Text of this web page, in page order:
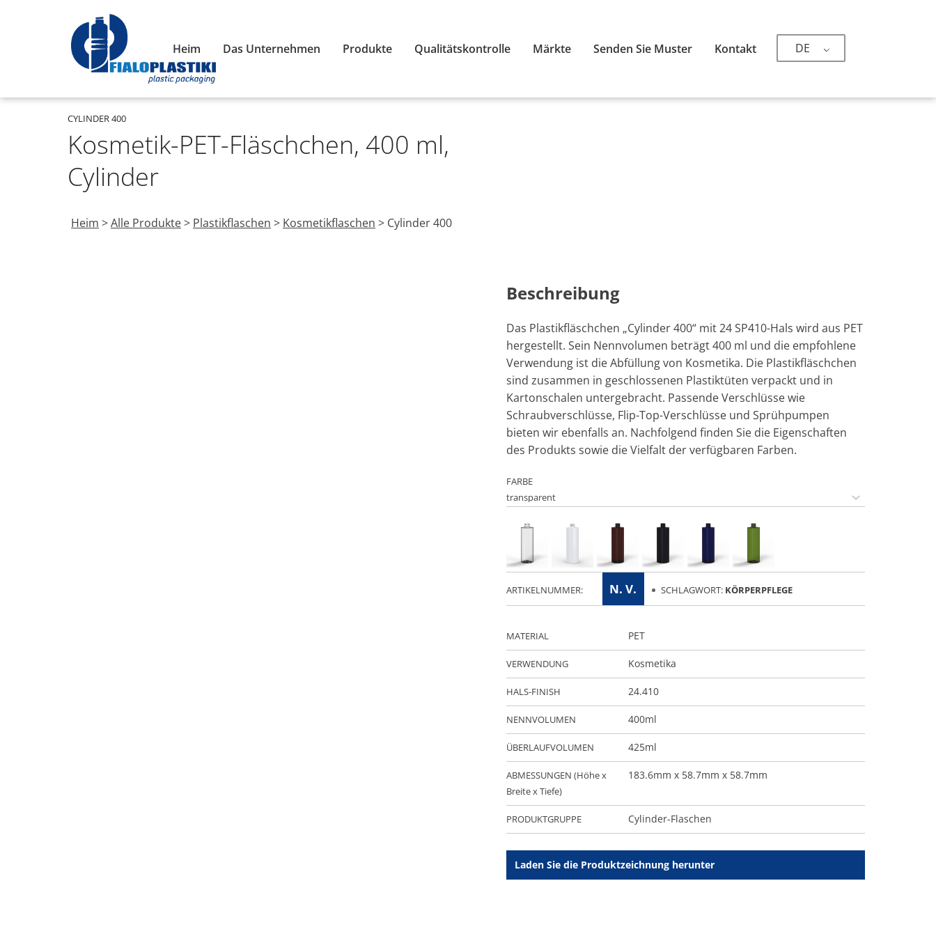
DE
Heim Das Unternehmen Produkte Qualitätskontrolle Märkte Senden Sie Muster Kontakt
CYLINDER 400
Kosmetik-PET-Fläschchen, 400 ml,
Cylinder
Heim >Alle Produkte> Plastikflaschen > Kosmetikflaschen > Cylinder 400
Laden Sie die Produktzeichnung herunter
Beschreibung
Das Plastikfläschchen „Cylinder 400“ mit 24 SP410-Hals wird aus PET
hergestellt. Sein Nennvolumen beträgt 400 ml und die empfohlene
Verwendung ist die Abfüllung von Kosmetika. Die Plastikfläschchen
sind zusammen in geschlossenen Plastiktüten verpackt und in
Kartonschalen untergebracht. Passende Verschlüsse wie
Schraubverschlüsse, Flip-Top-Verschlüsse und Sprühpumpen
bieten wir ebenfalls an. Nachfolgend finden Sie die Eigenschaften
des Produkts sowie die Vielfalt der verfügbaren Farben.
MATERIAL PET
VERWENDUNG Kosmetika
HALS-FINISH 24.410
NENNVOLUMEN 400ml
ÜBERLAUFVOLUMEN 425ml
ABMESSUNGEN (Höhe x
Breite x Tiefe)
183.6mm x 58.7mm x 58.7mm
PRODUKTGRUPPE Cylinder-Flaschen
FARBE
ARTIKELNUMMER: N. V. SCHLAGWORT: KÖRPERPFLEGE